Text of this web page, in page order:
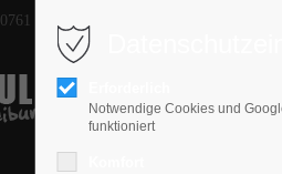
0761 400 10 64
Notwendige Cookies und
funktioniert